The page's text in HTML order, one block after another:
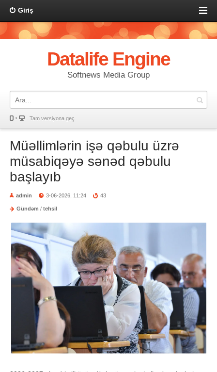
Giriş
Datalife Engine
Softnews Media Group
Tam versiyona geç
Müəllimlərin işə qəbulu üzrə
müsabiqəyə sənəd qəbulu
başlayıb
admin 3-06-2026, 11:24 43
Gündəm / tehsil